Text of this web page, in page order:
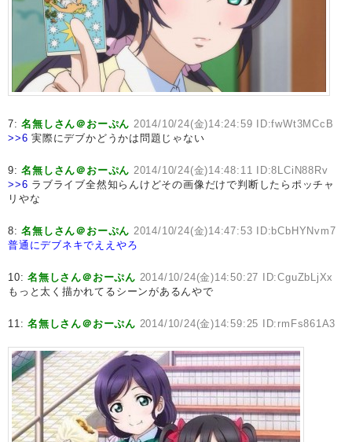
7:名無しさん＠おーぷん 2014/10/24(金)14:24:59 ID:fwWt3MCcB
>>6 実際にデブかどうかは問題じゃない
9:名無しさん＠おーぷん 2014/10/24(金)14:48:11 ID:8LCiN88Rv
>>6 ラブライブ全然知らんけどその画像だけで判断したらポッチャ
リやな
8:名無しさん＠おーぷん 2014/10/24(金)14:47:53 ID:bCbHYNvm7
普通にデブネキでええやろ
10:名無しさん＠おーぷん 2014/10/24(金)14:50:27 ID:CguZbLjXx
もっと太く描かれてるシーンがあるんやで
11:名無しさん＠おーぷん 2014/10/24(金)14:59:25 ID:rmFs861A3